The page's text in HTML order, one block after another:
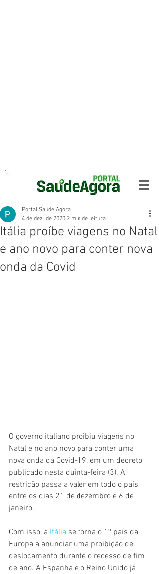
Itália proíbe viagens no Natal
e ano novo para conter nova
onda da Covid
Portal Saúde Agora
4 de dez. de 2020 2 min de leitura
O governo italiano proibiu viagens no
Natal e no ano novo para conter uma
nova onda da Covid-19, em um decreto
publicado nesta quinta-feira (3). A
restrição passa a valer em todo o país
entre os dias 21 de dezembro e 6 de
janeiro.
Com isso, a Itália se torna o 1º país da
Europa a anunciar uma proibição de
deslocamento durante o recesso de fim
de ano. A Espanha e o Reino Unido já